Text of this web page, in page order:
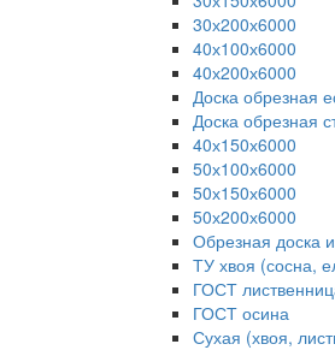
30х200х6000
40х100х6000
40х200х6000
Доска обрезная
Доска обрезная
40х150х6000
50х100х6000
50х150х6000
50х200х6000
Обрезная доска
ТУ хвоя (сосна,
ГОСТ
ГОСТ осина
Сухая (хвоя,